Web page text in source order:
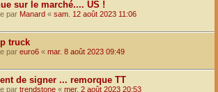
sur le marché.... US !
par Manard « sam. 12 août 2023 11:06
truck
par euro6 « mar. 8 août 2023 09:49
de signer ... remorque TT
par trendstone « mer. 2 août 2023 20:53